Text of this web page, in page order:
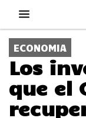
ECONOMIA
Los
que el